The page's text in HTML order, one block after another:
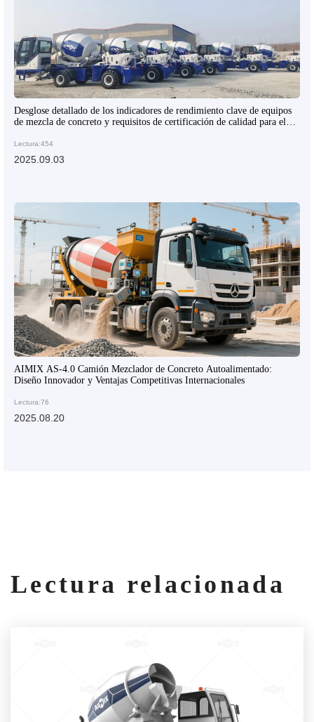
Desglose detallado de los indicadores de rendimiento clave de equipos
de mezcla de concreto y requisitos de certificación de calidad para el
Lectura:454
2025.09.03
AIMIX AS-4.0 Camión Mezclador de Concreto Autoalimentado:
Diseño Innovador y Ventajas Competitivas Internacionales
Lectura:76
2025.08.20
Lectura relacionada